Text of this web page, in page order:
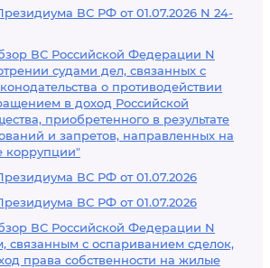
ВС РФ от 01.07.2026 N 24-
ВС Российской Федерации N
судами дел, связанных с
о противодействии
в доход Российской
приобретенного в результате
и запретов, направленных на
коррупции"
ВС РФ от 01.07.2026
ВС РФ от 01.07.2026
ВС Российской Федерации N
связанным с оспариванием сделок,
права собственности на жилые